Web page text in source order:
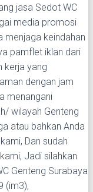
jasa Sedot WC
media promosi
menjaga keindahan
pamflet iklan dari
kerja yang
dengan jam
menangani
wilayah Genteng
atau bahkan Anda
Dan sudah
Jadi silahkan
Genteng Surabaya
(im3),